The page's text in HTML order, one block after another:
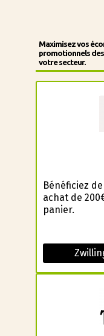
Maximisez vos
promotionnels
votre secteur.
Bénéficiez
achat de
panier.